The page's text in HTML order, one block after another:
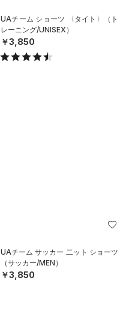
UAチーム ショーツ 〈タイト〉（ト
レーニング/UNISEX）
￥3,850
UAチーム サッカー 二ット ショーツ
（サッカー/MEN）
￥3,850